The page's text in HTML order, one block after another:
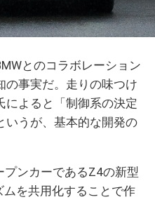
とのコラボレーション
の事実だ。走りの味つけ
によると「制御系の決定
いうが、基本的な開発の
プンカーであるZ4の新型
を共用化することで作